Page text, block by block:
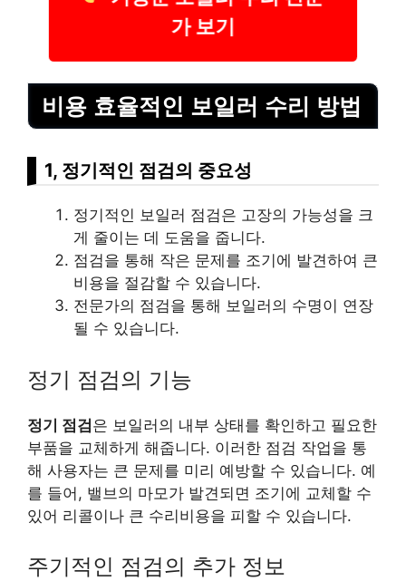
가 보기
비용 효율적인 보일러 수리 방법
1, 정기적인 점검의 중요성
정기적인 보일러 점검은 고장의 가능성을 크
게 줄이는 데 도움을 줍니다.
점검을 통해 작은 문제를 조기에 발견하여 큰
비용을 절감할 수 있습니다.
전문가의 점검을 통해 보일러의 수명이 연장
될 수 있습니다.
정기 점검의 기능
정기 점검은 보일러의 내부 상태를 확인하고 필요한
부품을 교체하게 해줍니다. 이러한 점검 작업을 통
해 사용자는 큰 문제를 미리 예방할 수 있습니다. 예
를 들어, 밸브의 마모가 발견되면 조기에 교체할 수
있어 리콜이나 큰 수리비용을 피할 수 있습니다.
주기적인 점검의 추가 정보